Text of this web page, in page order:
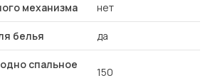
механизма нет
белья да
одно спальное
150